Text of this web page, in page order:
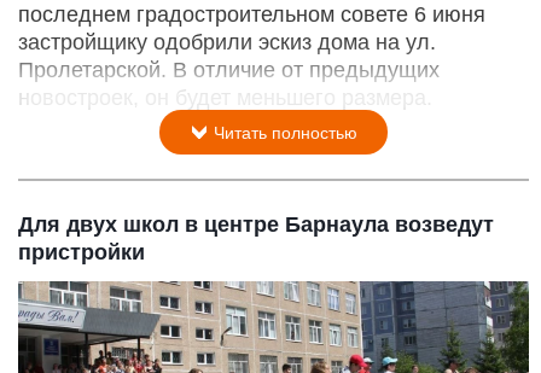
последнем градостроительном совете 6 июня
застройщику одобрили эскиз дома на ул.
Пролетарской. В отличие от предыдущих
новостроек, он будет меньшего размера.
Читать полностью
Для двух школ в центре Барнаула возведут
пристройки